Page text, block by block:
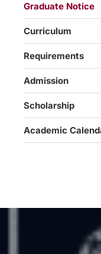
Graduate Notice
Curriculum
Requirements
Admission
Scholarship
Academic